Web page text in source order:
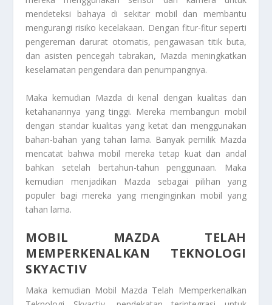
mendeteksi bahaya di sekitar mobil dan membantu
mengurangi risiko kecelakaan. Dengan fitur-fitur seperti
pengereman darurat otomatis, pengawasan titik buta,
dan asisten pencegah tabrakan, Mazda meningkatkan
keselamatan pengendara dan penumpangnya.
Maka kemudian Mazda di kenal dengan kualitas dan
ketahanannya yang tinggi. Mereka membangun mobil
dengan standar kualitas yang ketat dan menggunakan
bahan-bahan yang tahan lama. Banyak pemilik Mazda
mencatat bahwa mobil mereka tetap kuat dan andal
bahkan setelah bertahun-tahun penggunaan. Maka
kemudian menjadikan Mazda sebagai pilihan yang
populer bagi mereka yang menginginkan mobil yang
tahan lama.
MOBIL MAZDA TELAH
MEMPERKENALKAN TEKNOLOGI
SKYACTIV
Maka kemudian Mobil Mazda Telah Memperkenalkan